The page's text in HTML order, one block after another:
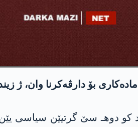
بۆ دارڤه‌كرنا وان، ژ
کو دوهـ سێ گرتیێن سیاسی